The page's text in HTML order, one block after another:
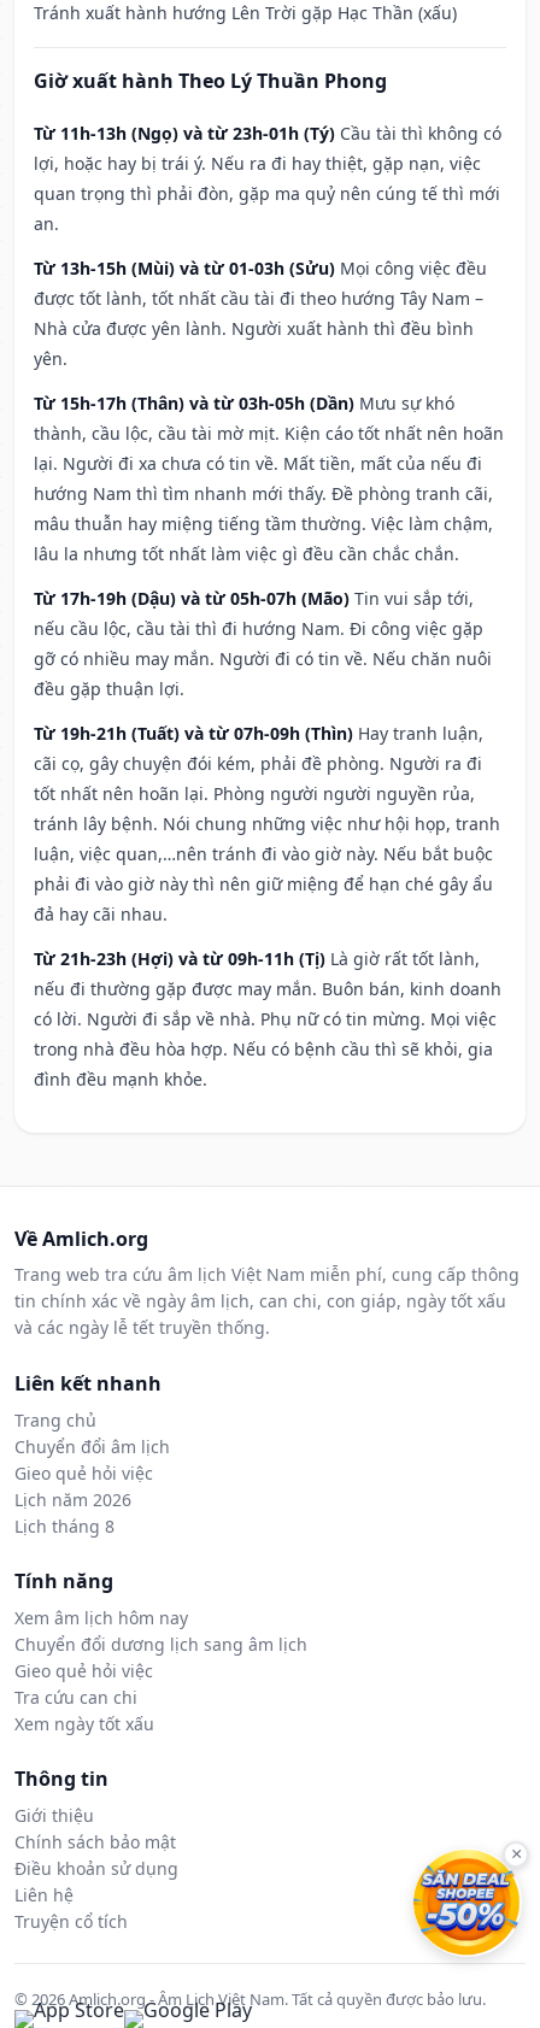
Tránh xuất hành hướng Lên Trời gặp Hạc Thần (xấu)
Giờ xuất hành Theo Lý Thuần Phong
Từ 11h-13h (Ngọ) và từ 23h-01h (Tý) Cầu tài thì không có
lợi, hoặc hay bị trái ý. Nếu ra đi hay thiệt, gặp nạn, việc
quan trọng thì phải đòn, gặp ma quỷ nên cúng tế thì mới
an.
Từ 13h-15h (Mùi) và từ 01-03h (Sửu) Mọi công việc đều
được tốt lành, tốt nhất cầu tài đi theo hướng Tây Nam –
Nhà cửa được yên lành. Người xuất hành thì đều bình
yên.
Từ 15h-17h (Thân) và từ 03h-05h (Dần) Mưu sự khó
thành, cầu lộc, cầu tài mờ mịt. Kiện cáo tốt nhất nên hoãn
lại. Người đi xa chưa có tin về. Mất tiền, mất của nếu đi
hướng Nam thì tìm nhanh mới thấy. Đề phòng tranh cãi,
mâu thuẫn hay miệng tiếng tầm thường. Việc làm chậm,
lâu la nhưng tốt nhất làm việc gì đều cần chắc chắn.
Từ 17h-19h (Dậu) và từ 05h-07h (Mão) Tin vui sắp tới,
nếu cầu lộc, cầu tài thì đi hướng Nam. Đi công việc gặp
gỡ có nhiều may mắn. Người đi có tin về. Nếu chăn nuôi
đều gặp thuận lợi.
Từ 19h-21h (Tuất) và từ 07h-09h (Thìn) Hay tranh luận,
cãi cọ, gây chuyện đói kém, phải đề phòng. Người ra đi
tốt nhất nên hoãn lại. Phòng người người nguyền rủa,
tránh lây bệnh. Nói chung những việc như hội họp, tranh
luận, việc quan,…nên tránh đi vào giờ này. Nếu bắt buộc
phải đi vào giờ này thì nên giữ miệng để hạn ché gây ẩu
đả hay cãi nhau.
Từ 21h-23h (Hợi) và từ 09h-11h (Tị) Là giờ rất tốt lành,
nếu đi thường gặp được may mắn. Buôn bán, kinh doanh
có lời. Người đi sắp về nhà. Phụ nữ có tin mừng. Mọi việc
trong nhà đều hòa hợp. Nếu có bệnh cầu thì sẽ khỏi, gia
đình đều mạnh khỏe.
Về Amlich.org
Trang web tra cứu âm lịch Việt Nam miễn phí, cung cấp thông
tin chính xác về ngày âm lịch, can chi, con giáp, ngày tốt xấu
và các ngày lễ tết truyền thống.
Liên kết nhanh
Trang chủ
Chuyển đổi âm lịch
Gieo quẻ hỏi việc
Lịch năm 2026
Lịch tháng 8
Tính năng
Xem âm lịch hôm nay
Chuyển đổi dương lịch sang âm lịch
Gieo quẻ hỏi việc
Tra cứu can chi
Xem ngày tốt xấu
Thông tin
Giới thiệu
Chính sách bảo mật
Điều khoản sử dụng
Liên hệ
Truyện cổ tích
© 2026 Amlich.org - Âm Lịch Việt Nam. Tất cả quyền được bảo lưu.
×